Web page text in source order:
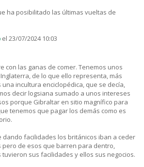
ha posibilitado las últimas vueltas de
el 23/07/2024 10:03
con las ganas de comer. Tenemos unos
de lo que ello representa, más
incultura enciclopédica, que se decía,
decir logsiana sumado a unos intereses
porque Gibraltar en sitio magnífico para
tenemos que pagar los demás como es
dando facilidades los británicos iban a ceder
pero de esos que barren para dentro,
sus facilidades y ellos sus negocios.